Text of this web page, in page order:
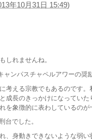
年10月31日 15:49)
しれませんね。
ャンパスチャペルアワーの奨
考える宗教でもあるのです
成長のきっかけになってい
を象徴的に表わしているの
台でした。
、身動きできないような弱